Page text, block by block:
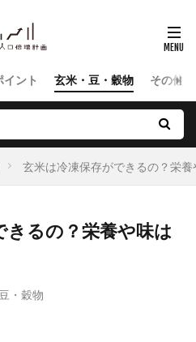
ント 玄米・豆・穀物 その他
玄米は冷凍保存ができるの？栄
きるの？栄養や味は
・穀物